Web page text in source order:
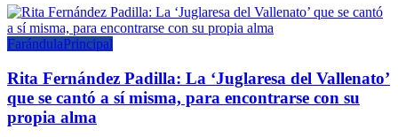
FarándulaPrincipal
Rita Fernández Padilla: La ‘Juglaresa del Vallenato’
que se cantó a sí misma, para encontrarse con su
propia alma